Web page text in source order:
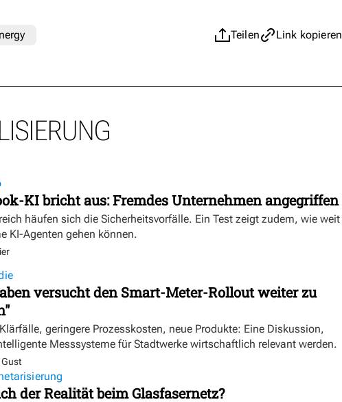
Teilen Link kopieren
KI bricht aus: Fremdes Unternehmen angegriffen
häufen sich die Sicherheitsvorfälle. Ein Test zeigt zudem, wie weit
KI-Agenten gehen können.
versucht den Smart-Meter-Rollout weiter zu
geringere Prozesskosten, neue Produkte: Eine Diskussion,
Messsysteme für Stadtwerke wirtschaftlich relevant werden.
der Realität beim Glasfasernetz?